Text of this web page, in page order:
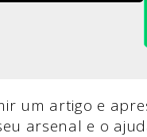
um artigo e
arsenal e o